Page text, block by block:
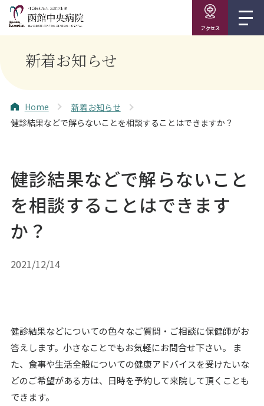
アクセス
新着お知らせ
Home
新着お知らせ
健診結果などで解らないことを相談することはできますか？
健診結果などで解らないこと
を相談することはできます
か？
2021/12/14
健診結果などについての色々なご質問・ご相談に保健師がお
答えします。小さなことでもお気軽にお問合せ下さい。 ま
た、食事や生活全般についての健康アドバイスを受けたいな
どのご希望がある方は、日時を予約して来院して頂くことも
できます。